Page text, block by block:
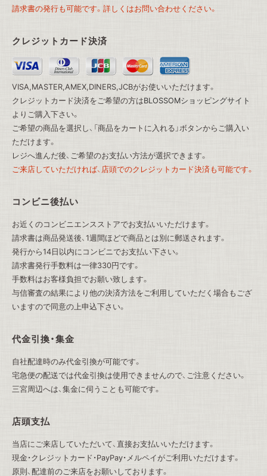
請求書の発行も可能です。詳しくはお問い合わせください。
クレジットカード決済
VISA,MASTER,AMEX,DINERS,JCBがお使いいただけます。
クレジットカード決済をご希望の方はBLOSSOMショッピングサイト
よりご購入下さい。
ご希望の商品を選択し、「商品をカートに入れる」ボタンからご購入い
ただけます。
レジへ進んだ後、ご希望のお支払い方法が選択できます。
ご来店していただければ、店頭でのクレジットカード決済も可能です。
コンビニ後払い
お近くのコンビニエンスストアでお支払いいただけます。
請求書は商品発送後、1週間ほどで商品とは別に郵送されます。
発行から14日以内にコンビニでお支払い下さい。
請求書発行手数料は一律330円です。
手数料はお客様負担でお願い致します。
与信審査の結果により他の決済方法をご利用していただく場合もござ
いますので同意の上申込下さい。
代金引換・集金
自社配達時のみ代金引換が可能です。
宅急便の配送では代金引換は使用できませんので、ご注意ください。
三宮周辺へは、集金に伺うことも可能です。
店頭支払
当店にご来店していただいて、直接お支払いいただけます。
現金・クレジットカード・PayPay・メルペイがご利用いただけます。
原則、配達前のご来店をお願いしております。